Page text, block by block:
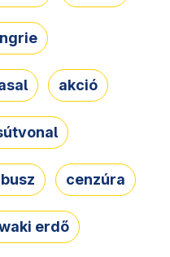
akció
cenzúra
erdő